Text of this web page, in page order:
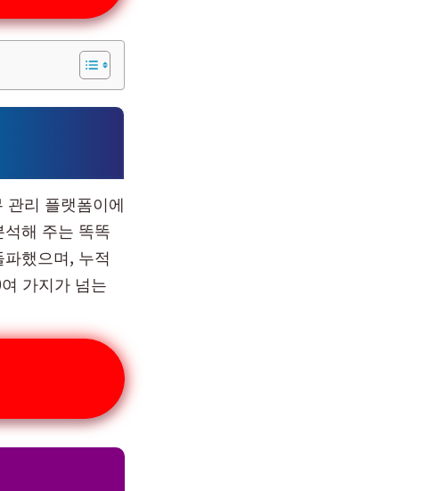
관리 플랫폼이에
해 주는 똑똑
했으며, 누적
가지가 넘는